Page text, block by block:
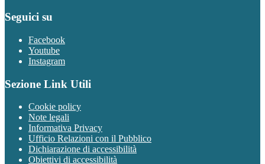
Seguici su
Facebook
Youtube
Instagram
Sezione Link Utili
Cookie policy
Note legali
Informativa Privacy
Ufficio Relazioni con il Pubblico
Dichiarazione di accessibilità
Obiettivi di accessibilità